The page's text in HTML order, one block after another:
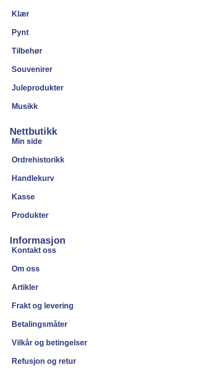
Klær
Pynt
Tilbehør
Souvenirer
Juleprodukter
Musikk
Nettbutikk
Min side
Ordrehistorikk
Handlekurv
Kasse
Produkter
Informasjon
Kontakt oss
Om oss
Artikler
Frakt og levering
Betalingsmåter
Vilkår og betingelser
Refusjon og retur